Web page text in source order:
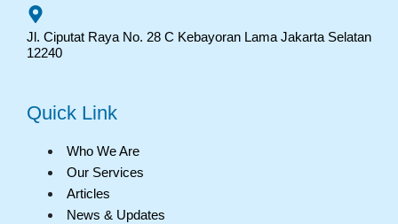
Jl. Ciputat Raya No. 28 C Kebayoran Lama Jakarta Selatan
12240
Quick Link
Who We Are
Our Services
Articles
News & Updates